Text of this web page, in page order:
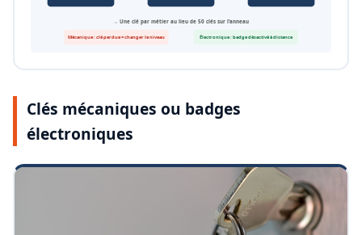
→ Une clé par métier au lieu de 50 clés sur l’anneau
Mécanique : clé perdue = changer le niveau Électronique : badge désactivé à distance
Clés mécaniques ou badges
électroniques